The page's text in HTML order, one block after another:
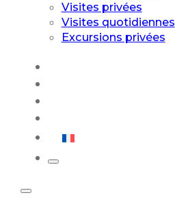
Visites privées
Visites quotidiennes
Excursions privées